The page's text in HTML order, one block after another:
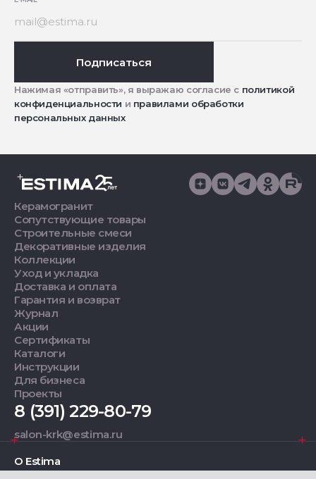
Подписаться
Нажимая «отправить», я выражаю согласие с политикой
конфиденциальности и правилами обработки
персональных данных
Керамогранит
Сопутствующие товары
Строительные смеси
Декоративные изделия
Коллекции
Уход и укладка
Доставка и оплата
Гарантия и возврат
Журнал
Акции
Сертификаты
Каталоги
Инструкции
Для бизнеса
Проекты
8 (391) 229-80-79
salon-krk@estima.ru
О Estima